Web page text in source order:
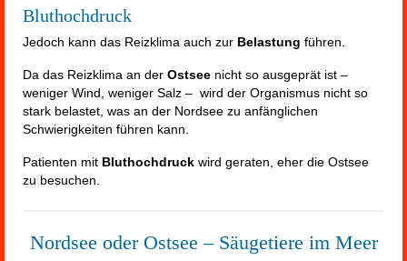
Bluthochdruck
Jedoch kann das Reizklima auch zur Belastung führen.
Da das Reizklima an der Ostsee nicht so ausgeprät ist –
weniger Wind, weniger Salz – wird der Organismus nicht so
stark belastet, was an der Nordsee zu anfänglichen
Schwierigkeiten führen kann.
Patienten mit Bluthochdruck wird geraten, eher die Ostsee
zu besuchen.
Nordsee oder Ostsee – Säugetiere im Meer